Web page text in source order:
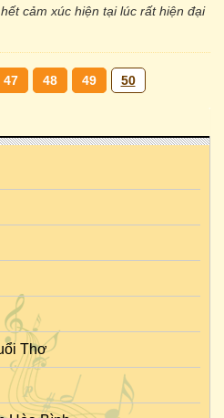
cảm xúc hiện tại lúc rất hiện đại
47 48 49 50
Thơ